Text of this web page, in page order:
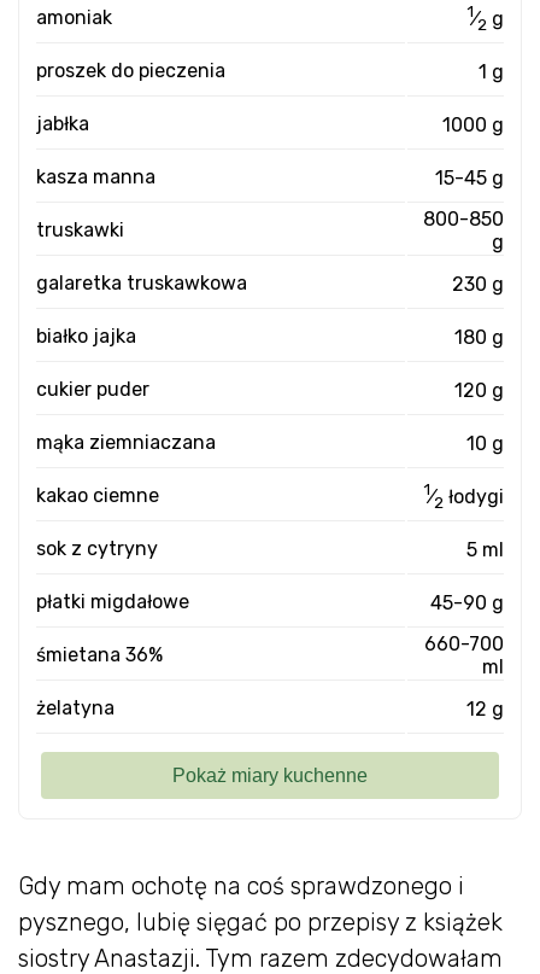
Gdy mam ochotę na coś sprawdzonego i
pysznego, lubię sięgać po przepisy z książek
siostry Anastazji. Tym razem zdecydowałam
amoniak 1⁄2 g
proszek do pieczenia 1 g
jabłka 1000 g
kasza manna 15-45 g
truskawki
800-850
g
galaretka truskawkowa
230 g
białko jajka 180 g
cukier puder 120 g
mąka ziemniaczana 10 g
kakao ciemne 1⁄2 łodygi
sok z cytryny 5 ml
płatki migdałowe 45-90 g
śmietana 36%
660-700
ml
żelatyna
12 g